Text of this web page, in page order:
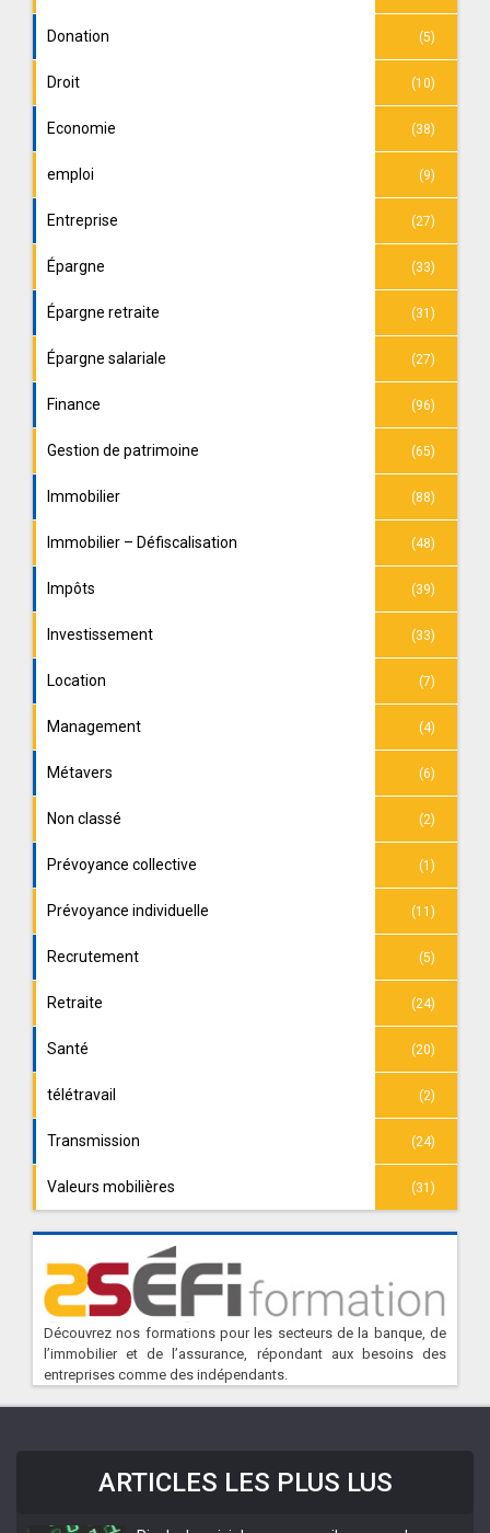
Donation (5)
Droit (10)
Economie (38)
emploi (9)
Entreprise (27)
Épargne (33)
Épargne retraite (31)
Épargne salariale (27)
Finance (96)
Gestion de patrimoine (65)
Immobilier (88)
Immobilier – Défiscalisation (48)
Impôts (39)
Investissement (33)
Location (7)
Management (4)
Métavers (6)
Non classé (2)
Prévoyance collective (1)
Prévoyance individuelle (11)
Recrutement (5)
Retraite (24)
Santé (20)
télétravail (2)
Transmission (24)
Valeurs mobilières (31)
Découvrez nos formations pour les secteurs de la banque, de
l’immobilier et de l’assurance, répondant aux besoins des
entreprises comme des indépendants.
ARTICLES LES PLUS LUS